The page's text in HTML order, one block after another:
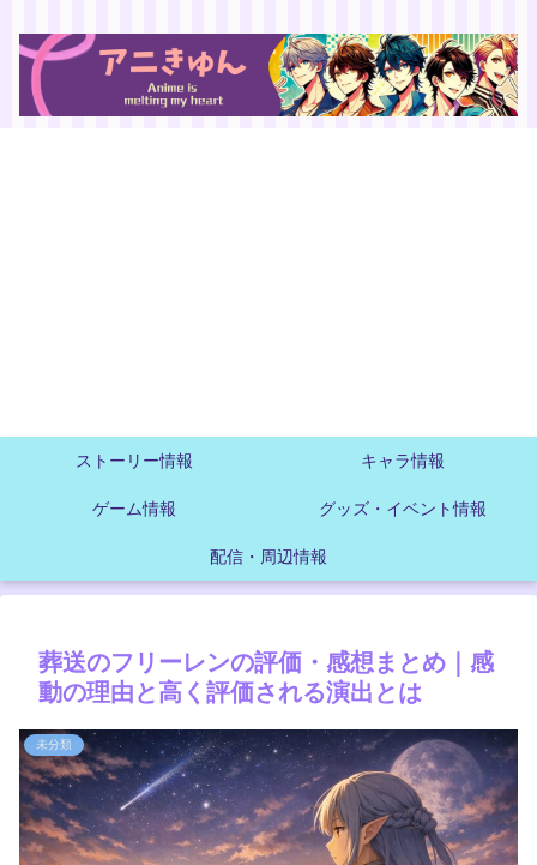
ストーリー情報 キャラ情報
ゲーム情報 グッズ・イベント情報
配信・周辺情報
葬送のフリーレンの評価・感想まとめ｜感
動の理由と高く評価される演出とは
未分類